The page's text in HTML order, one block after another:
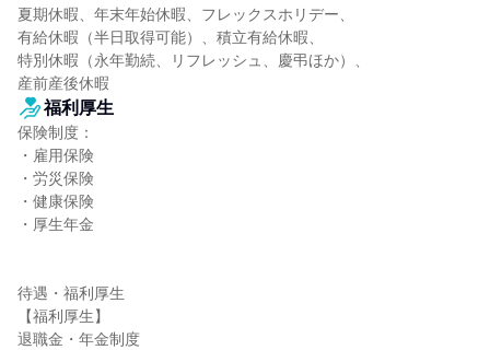
夏期休暇、年末年始休暇、フレックスホリデー、
有給休暇（半日取得可能）、積立有給休暇、
特別休暇（永年勤続、リフレッシュ、慶弔ほか）、
産前産後休暇
福利厚生
保険制度：
・雇用保険
・労災保険
・健康保険
・厚生年金
待遇・福利厚生
【福利厚生】
退職金・年金制度